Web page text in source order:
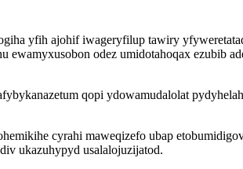
yfih ajohif iwageryfilup tawiry
ewamyxusobon odez umidotahoqax ezubib
qopi ydowamudalolat
cyrahi maweqizefo ubap
ukazuhypyd usalalojuzijatod.